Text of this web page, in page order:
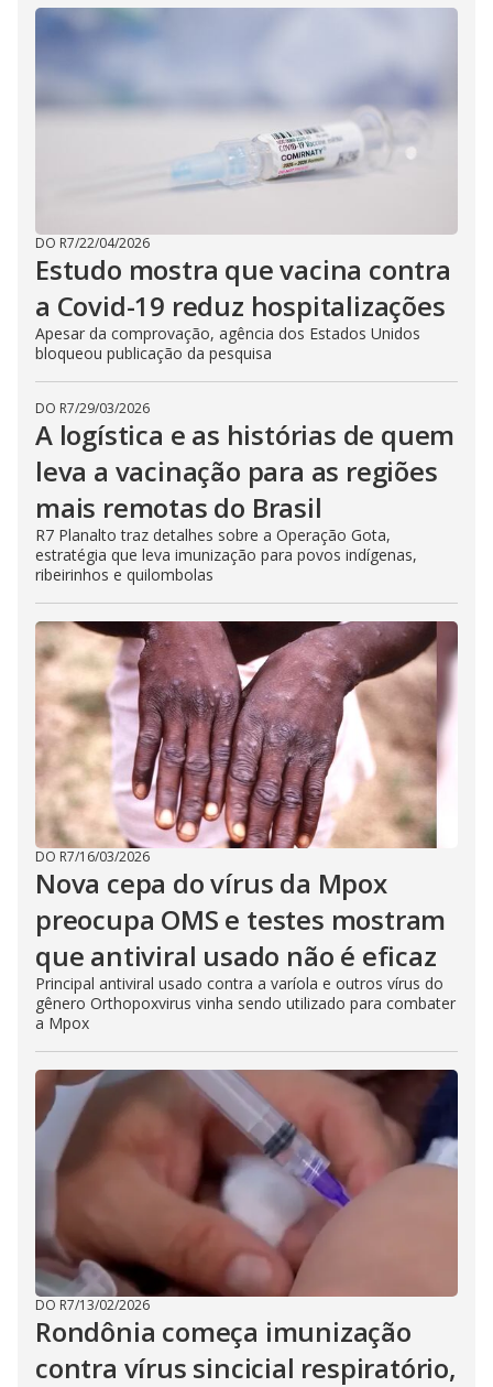
DO R7/22/04/2026
Estudo mostra que vacina contra
a Covid-19 reduz hospitalizações
Apesar da comprovação, agência dos Estados Unidos
bloqueou publicação da pesquisa
DO R7/29/03/2026
A logística e as histórias de quem
leva a vacinação para as regiões
mais remotas do Brasil
R7 Planalto traz detalhes sobre a Operação Gota,
estratégia que leva imunização para povos indígenas,
ribeirinhos e quilombolas
DO R7/16/03/2026
Nova cepa do vírus da Mpox
preocupa OMS e testes mostram
que antiviral usado não é eficaz
Principal antiviral usado contra a varíola e outros vírus do
gênero Orthopoxvirus vinha sendo utilizado para combater
a Mpox
DO R7/13/02/2026
Rondônia começa imunização
contra vírus sincicial respiratório,